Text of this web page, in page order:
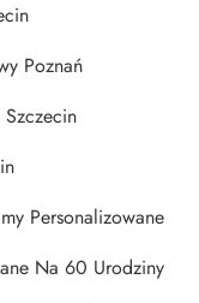
Poznań
Personalizowane
Na 60 Urodziny